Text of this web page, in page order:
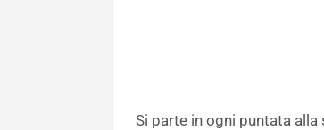
Si parte in ogni puntata